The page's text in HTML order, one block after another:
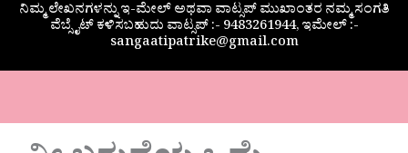
ನಿಮ್ಮ ಲೇಖನಗಳನ್ನು ಇ-ಮೇಲ್ ಅಥವಾ ವಾಟ್ಸಪ್ ಮುಖಾಂತರ ನಮ್ಮ ಸಂಗತಿ
ವೆಬ್ಸೈಟ್ ಕಳಿಸಬಹುದು ವಾಟ್ಸಪ್‌ :- 9483261944, ಇಮೇಲ್ :-
sangaatipatrike@gmail.com